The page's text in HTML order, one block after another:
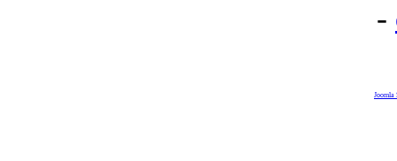
-
Joomla